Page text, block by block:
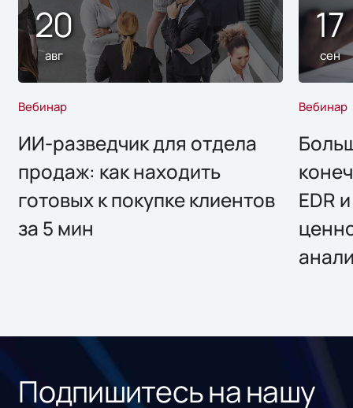
20
авг
Вебинар
ИИ-разведчик для отдела
продаж: как находить
готовых к покупке клиентов
за 5 мин
17
сен
Вебинар
EDR
Подпишитесь на нашу